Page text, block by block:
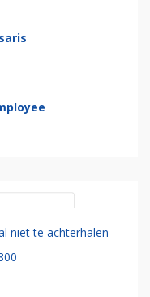
niet te achterhalen